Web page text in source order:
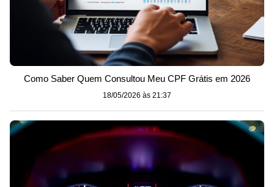
Como Saber Quem Consultou Meu CPF Grátis em 2026
18/05/2026 às 21:37